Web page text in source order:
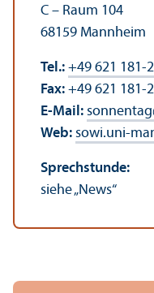
C – Raum 104
68159 Mannheim
Tel.: +49 621 181-
Fax: +49 621 181-
E-Mail: sonnentag
Web: sowi.uni-
Sprechstunde:
siehe „News“